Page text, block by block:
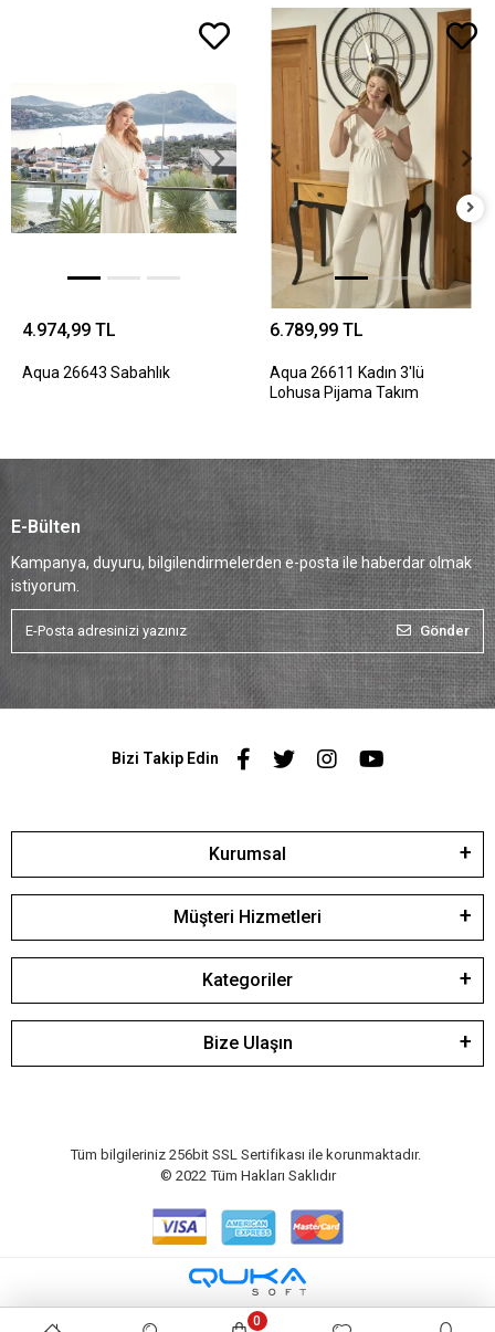
4.974,99 TL
Aqua 26643 Sabahlık
6.789,99 TL
Aqua 26611 Kadın 3'lü
Lohusa Pijama Takım
E-Bülten
Kampanya, duyuru, bilgilendirmelerden e-posta ile haberdar olmak
istiyorum.
Gönder
Bizi Takip Edin
Kurumsal
Müşteri Hizmetleri
Kategoriler
Bize Ulaşın
Tüm bilgileriniz 256bit SSL Sertifikası ile korunmaktadır.
© 2022 Tüm Hakları Saklıdır
0